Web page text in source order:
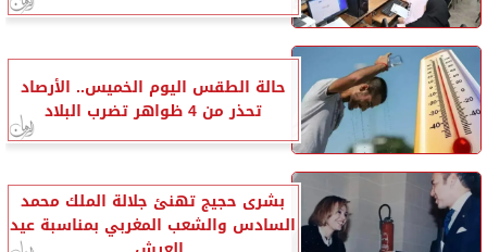
حالة الطقس اليوم الخميس.. الأرصاد
تحذر من 4 ظواهر تضرب البلاد
بشرى حجيج تهنئ جلالة الملك محمد
السادس والشعب المغربي بمناسبة عيد